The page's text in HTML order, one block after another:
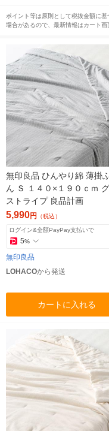
ポイント等は原則として税抜金額に
場合があるので、最新情報はカート画
無印良品 ひんやり綿 薄掛
ん Ｓ １４０×１９０ｃｍ
ストライプ 良品計画
5,990円 （税込）
ログイン&全額PayPay支払いで
5%
無印良品
LOHACOから発送
カートに入れる